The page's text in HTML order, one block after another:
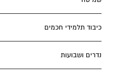
כיבוד תלמידי חכמים
נדרים ושבועות